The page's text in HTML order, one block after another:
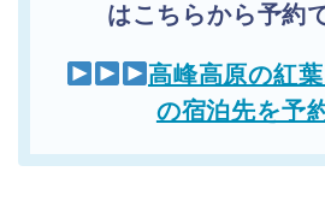
はこちらから予約
高峰高原の紅
の宿泊先を予